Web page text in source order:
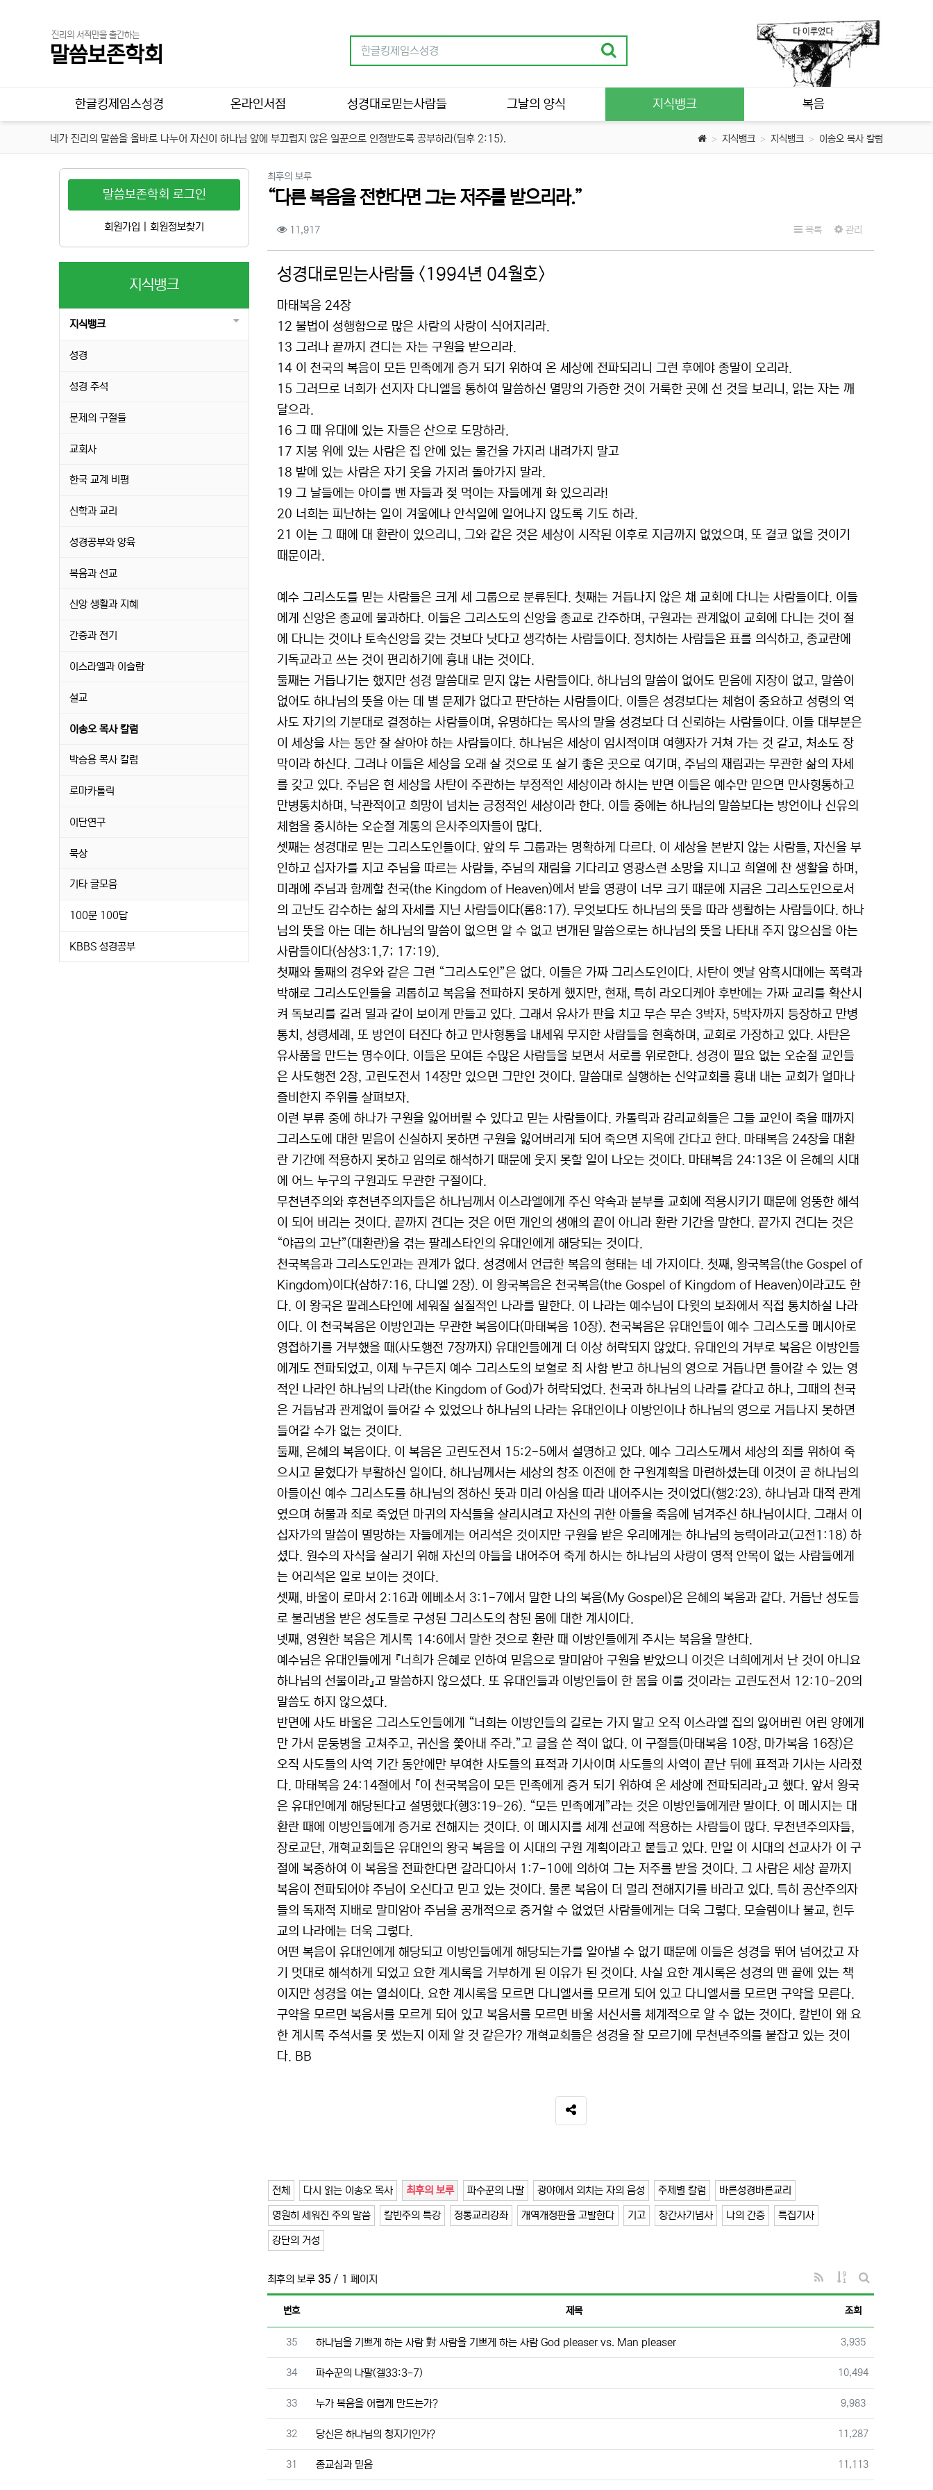
진리의 서적만을 출간하는
말씀보존학회
한글킹제임스성경 온라인서점 성경대로믿는사람들 그날의 양식 지식뱅크 복음
네가 진리의 말씀을 올바로 나누어 자신이 하나님 앞에 부끄럽지 않은 일꾼으로 인정받도록 공부하라(딤후 2:15). 지식뱅크 지식뱅크 이송오 목사 칼럼
최후의 보루분류
“다른 복음을 전한다면 그는 저주를 받으리라.”
컨텐츠 정보
11,917조회 목록 관리
성경대로믿는사람들 <1994년 04월호>
마태복음 24장
12 불법이 성행함으로 많은 사람의 사랑이 식어지리라.
13 그러나 끝까지 견디는 자는 구원을 받으리라.
14 이 천국의 복음이 모든 민족에게 증거 되기 위하여 온 세상에 전파되리니 그런 후에야 종말이 오리라.
15 그러므로 너희가 선지자 다니엘을 통하여 말씀하신 멸망의 가증한 것이 거룩한 곳에 선 것을 보리니, 읽는 자는 깨
달으라.
16 그 때 유대에 있는 자들은 산으로 도망하라.
17 지붕 위에 있는 사람은 집 안에 있는 물건을 가지러 내려가지 말고
18 밭에 있는 사람은 자기 옷을 가지러 돌아가지 말라.
19 그 날들에는 아이를 밴 자들과 젖 먹이는 자들에게 화 있으리라!
20 너희는 피난하는 일이 겨울에나 안식일에 일어나지 않도록 기도 하라.
21 이는 그 때에 대 환란이 있으리니, 그와 같은 것은 세상이 시작된 이후로 지금까지 없었으며, 또 결코 없을 것이기
때문이라.
예수 그리스도를 믿는 사람들은 크게 세 그룹으로 분류된다. 첫째는 거듭나지 않은 채 교회에 다니는 사람들이다. 이들
에게 신앙은 종교에 불과하다. 이들은 그리스도의 신앙을 종교로 간주하며, 구원과는 관계없이 교회에 다니는 것이 절
에 다니는 것이나 토속신앙을 갖는 것보다 낫다고 생각하는 사람들이다. 정치하는 사람들은 표를 의식하고, 종교란에
기독교라고 쓰는 것이 편리하기에 흉내 내는 것이다.
둘째는 거듭나기는 했지만 성경 말씀대로 믿지 않는 사람들이다. 하나님의 말씀이 없어도 믿음에 지장이 없고, 말씀이
없어도 하나님의 뜻을 아는 데 별 문제가 없다고 판단하는 사람들이다. 이들은 성경보다는 체험이 중요하고 성령의 역
사도 자기의 기분대로 결정하는 사람들이며, 유명하다는 목사의 말을 성경보다 더 신뢰하는 사람들이다. 이들 대부분은
이 세상을 사는 동안 잘 살아야 하는 사람들이다. 하나님은 세상이 임시적이며 여행자가 거쳐 가는 것 같고, 처소도 장
막이라 하신다. 그러나 이들은 세상을 오래 살 것으로 또 살기 좋은 곳으로 여기며, 주님의 재림과는 무관한 삶의 자세
를 갖고 있다. 주님은 현 세상을 사탄이 주관하는 부정적인 세상이라 하시는 반면 이들은 예수만 믿으면 만사형통하고
만병통치하며, 낙관적이고 희망이 넘치는 긍정적인 세상이라 한다. 이들 중에는 하나님의 말씀보다는 방언이나 신유의
체험을 중시하는 오순절 계통의 은사주의자들이 많다.
셋째는 성경대로 믿는 그리스도인들이다. 앞의 두 그룹과는 명확하게 다르다. 이 세상을 본받지 않는 사람들, 자신을 부
인하고 십자가를 지고 주님을 따르는 사람들, 주님의 재림을 기다리고 영광스런 소망을 지니고 희열에 찬 생활을 하며,
미래에 주님과 함께할 천국(the Kingdom of Heaven)에서 받을 영광이 너무 크기 때문에 지금은 그리스도인으로서
의 고난도 감수하는 삶의 자세를 지닌 사람들이다(롬8:17). 무엇보다도 하나님의 뜻을 따라 생활하는 사람들이다. 하나
님의 뜻을 아는 데는 하나님의 말씀이 없으면 알 수 없고 변개된 말씀으로는 하나님의 뜻을 나타내 주지 않으심을 아는
사람들이다(삼상3:1,7; 17:19).
첫째와 둘째의 경우와 같은 그런 “그리스도인”은 없다. 이들은 가짜 그리스도인이다. 사탄이 옛날 암흑시대에는 폭력과
박해로 그리스도인들을 괴롭히고 복음을 전파하지 못하게 했지만, 현재, 특히 라오디케아 후반에는 가짜 교리를 확산시
켜 독보리를 길러 밀과 같이 보이게 만들고 있다. 그래서 유사가 판을 치고 무슨 무슨 3박자, 5박자까지 등장하고 만병
통치, 성령세례, 또 방언이 터진다 하고 만사형통을 내세워 무지한 사람들을 현혹하며, 교회로 가장하고 있다. 사탄은
유사품을 만드는 명수이다. 이들은 모여든 수많은 사람들을 보면서 서로를 위로한다. 성경이 필요 없는 오순절 교인들
은 사도행전 2장, 고린도전서 14장만 있으면 그만인 것이다. 말씀대로 실행하는 신약교회를 흉내 내는 교회가 얼마나
즐비한지 주위를 살펴보자.
이런 부류 중에 하나가 구원을 잃어버릴 수 있다고 믿는 사람들이다. 카톨릭과 감리교회들은 그들 교인이 죽을 때까지
그리스도에 대한 믿음이 신실하지 못하면 구원을 잃어버리게 되어 죽으면 지옥에 간다고 한다. 마태복음 24장을 대환
란 기간에 적용하지 못하고 임의로 해석하기 때문에 웃지 못할 일이 나오는 것이다. 마태복음 24:13은 이 은혜의 시대
에 어느 누구의 구원과도 무관한 구절이다.
무천년주의와 후천년주의자들은 하나님께서 이스라엘에게 주신 약속과 분부를 교회에 적용시키기 때문에 엉뚱한 해석
이 되어 버리는 것이다. 끝까지 견디는 것은 어떤 개인의 생애의 끝이 아니라 환란 기간을 말한다. 끝가지 견디는 것은
“야곱의 고난”(대환란)을 겪는 팔레스타인의 유대인에게 해당되는 것이다.
천국복음과 그리스도인과는 관계가 없다. 성경에서 언급한 복음의 형태는 네 가지이다. 첫째, 왕국복음(the Gospel of
Kingdom)이다(삼하7:16, 다니엘 2장). 이 왕국복음은 천국복음(the Gospel of Kingdom of Heaven)이라고도 한
다. 이 왕국은 팔레스타인에 세워질 실질적인 나라를 말한다. 이 나라는 예수님이 다윗의 보좌에서 직접 통치하실 나라
이다. 이 천국복음은 이방인과는 무관한 복음이다(마태복음 10장). 천국복음은 유대인들이 예수 그리스도를 메시아로
영접하기를 거부했을 때(사도행전 7장까지) 유대인들에게 더 이상 허락되지 않았다. 유대인의 거부로 복음은 이방인들
에게도 전파되었고, 이제 누구든지 예수 그리스도의 보혈로 죄 사함 받고 하나님의 영으로 거듭나면 들어갈 수 있는 영
적인 나라인 하나님의 나라(the Kingdom of God)가 허락되었다. 천국과 하나님의 나라를 같다고 하나, 그때의 천국
은 거듭남과 관계없이 들어갈 수 있었으나 하나님의 나라는 유대인이나 이방인이나 하나님의 영으로 거듭나지 못하면
들어갈 수가 없는 것이다.
둘째, 은혜의 복음이다. 이 복음은 고린도전서 15:2-5에서 설명하고 있다. 예수 그리스도께서 세상의 죄를 위하여 죽
으시고 묻혔다가 부활하신 일이다. 하나님께서는 세상의 창조 이전에 한 구원계획을 마련하셨는데 이것이 곧 하나님의
아들이신 예수 그리스도를 하나님의 정하신 뜻과 미리 아심을 따라 내어주시는 것이었다(행2:23). 하나님과 대적 관계
였으며 허물과 죄로 죽었던 마귀의 자식들을 살리시려고 자신의 귀한 아들을 죽음에 넘겨주신 하나님이시다. 그래서 이
십자가의 말씀이 멸망하는 자들에게는 어리석은 것이지만 구원을 받은 우리에게는 하나님의 능력이라고(고전1:18) 하
셨다. 원수의 자식을 살리기 위해 자신의 아들을 내어주어 죽게 하시는 하나님의 사랑이 영적 안목이 없는 사람들에게
는 어리석은 일로 보이는 것이다.
셋째, 바울이 로마서 2:16과 에베소서 3:1-7에서 말한 나의 복음(My Gospel)은 은혜의 복음과 같다. 거듭난 성도들
로 불러냄을 받은 성도들로 구성된 그리스도의 참된 몸에 대한 계시이다.
넷째, 영원한 복음은 계시록 14:6에서 말한 것으로 환란 때 이방인들에게 주시는 복음을 말한다.
예수님은 유대인들에게 『너희가 은혜로 인하여 믿음으로 말미암아 구원을 받았으니 이것은 너희에게서 난 것이 아니요
하나님의 선물이라』고 말씀하지 않으셨다. 또 유대인들과 이방인들이 한 몸을 이룰 것이라는 고린도전서 12:10-20의
말씀도 하지 않으셨다.
반면에 사도 바울은 그리스도인들에게 “너희는 이방인들의 길로는 가지 말고 오직 이스라엘 집의 잃어버린 어린 양에게
만 가서 문둥병을 고쳐주고, 귀신을 쫓아내 주라.”고 글을 쓴 적이 없다. 이 구절들(마태복음 10장, 마가복음 16장)은
오직 사도들의 사역 기간 동안에만 부여한 사도들의 표적과 기사이며 사도들의 사역이 끝난 뒤에 표적과 기사는 사라졌
다. 마태복음 24:14절에서 『이 천국복음이 모든 민족에게 증거 되기 위하여 온 세상에 전파되리라』고 했다. 앞서 왕국
은 유대인에게 해당된다고 설명했다(행3:19-26). “모든 민족에게”라는 것은 이방인들에게란 말이다. 이 메시지는 대
환란 때에 이방인들에게 증거로 전해지는 것이다. 이 메시지를 세계 선교에 적용하는 사람들이 많다. 무천년주의자들,
장로교단, 개혁교회들은 유대인의 왕국 복음을 이 시대의 구원 계획이라고 붙들고 있다. 만일 이 시대의 선교사가 이 구
절에 복종하여 이 복음을 전파한다면 갈라디아서 1:7-10에 의하여 그는 저주를 받을 것이다. 그 사람은 세상 끝까지
복음이 전파되어야 주님이 오신다고 믿고 있는 것이다. 물론 복음이 더 멀리 전해지기를 바라고 있다. 특히 공산주의자
들의 독재적 지배로 말미암아 주님을 공개적으로 증거할 수 없었던 사람들에게는 더욱 그렇다. 모슬렘이나 불교, 힌두
교의 나라에는 더욱 그렇다.
어떤 복음이 유대인에게 해당되고 이방인들에게 해당되는가를 알아낼 수 없기 때문에 이들은 성경을 뛰어 넘어갔고 자
기 멋대로 해석하게 되었고 요한 계시록을 거부하게 된 이유가 된 것이다. 사실 요한 계시록은 성경의 맨 끝에 있는 책
이지만 성경을 여는 열쇠이다. 요한 계시록을 모르면 다니엘서를 모르게 되어 있고 다니엘서를 모르면 구약을 모른다.
구약을 모르면 복음서를 모르게 되어 있고 복음서를 모르면 바울 서신서를 체계적으로 알 수 없는 것이다. 칼빈이 왜 요
한 계시록 주석서를 못 썼는지 이제 알 것 같은가? 개혁교회들은 성경을 잘 모르기에 무천년주의를 붙잡고 있는 것이
다. BB
SNS 공유
전체 다시 읽는 이송오 목사 최후의 보루 파수꾼의 나팔 광야에서 외치는 자의 음성 주제별 칼럼 바른성경바른교리
영원히 세워진 주의 말씀 칼빈주의 특강 정통교리강좌 개역개정판을 고발한다 기고 창간사기념사 나의 간증 특집기사
강단의 거성
최후의 보루 35 / 1 페이지 RSS
게시물 정렬
게시판 검색
번호
제목 조회
번호
35 하나님을 기쁘게 하는 사람 對 사람을 기쁘게 하는 사람 God pleaser vs. Man pleaser 조회
3,935
번호
34 파수꾼의 나팔(겔33:3-7) 조회
10,494
번호
33 누가 복음을 어렵게 만드는가? 조회
9,983
번호
32 당신은 하나님의 청지기인가? 조회
11,287
번호
31 종교심과 믿음 조회
11,113
말씀보존학회 로그인
회원가입 회원정보찾기
지식뱅크
지식뱅크
성경
성경 주석
문제의 구절들
교회사
한국 교계 비평
신학과 교리
성경공부와 양육
복음과 선교
신앙 생활과 지혜
간증과 전기
이스라엘과 이슬람
설교
이송오 목사 칼럼
박승용 목사 칼럼
로마카톨릭
이단연구
묵상
기타 글모음
100문 100답
KBBS 성경공부